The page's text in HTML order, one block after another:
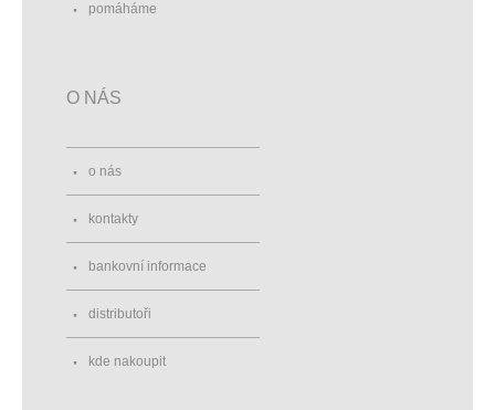
pomáháme
O NÁS
o nás
kontakty
bankovní informace
distributoři
kde nakoupit